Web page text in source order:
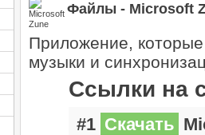
Файлы - Microsoft
Приложение,
музыки и
Ссылки на
#1 Скачать